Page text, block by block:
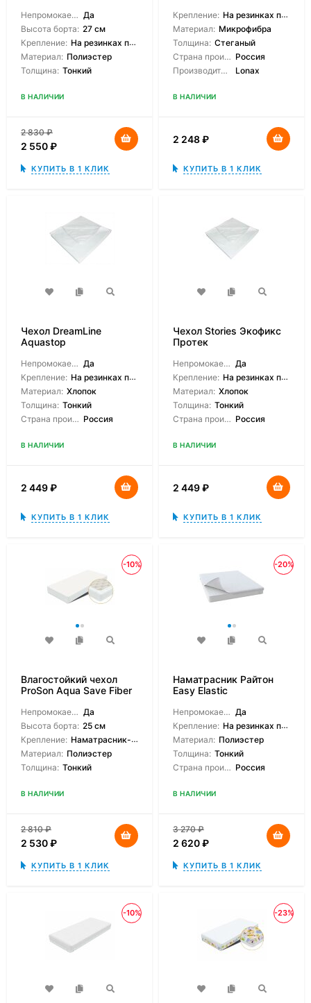
Непромокаемый: Да
Высота борта: 27 см
Крепление: На резинках по углам
Материал: Полиэстер
Толщина: Тонкий
В НАЛИЧИИ
2 830₽
2 550₽
КУПИТЬ В 1 КЛИК
Крепление: На резинках по углам
Материал: Микрофибра
Толщина: Стеганый
Страна производитель: Россия
Производитель:
Lonax
В НАЛИЧИИ
2 248₽
КУПИТЬ В 1 КЛИК
Чехол DreamLine
Aquastop
резинках
Непромокаемый: Да
Крепление: На резинках по углам
Материал: Хлопок
Толщина: Тонкий
Страна производитель: Россия
В НАЛИЧИИ
2 449₽
КУПИТЬ В 1 КЛИК
Чехол Stories Экофикс
Протек
Непромокаемый: Да
Крепление: На резинках по углам
Материал: Хлопок
Толщина: Тонкий
Страна производитель: Россия
В НАЛИЧИИ
2 449₽
КУПИТЬ В 1 КЛИК
-10%
Влагостойкий чехол
ProSon Aqua Save Fiber
Непромокаемый: Да
Высота борта: 25 см
Крепление: Наматрасник-чехол
Материал: Полиэстер
Толщина: Тонкий
В НАЛИЧИИ
2 810₽
2 530₽
КУПИТЬ В 1 КЛИК
-20%
Наматрасник Райтон
Easy Elastic
Непромокаемый: Да
Крепление: На резинках по углам
Материал: Полиэстер
Толщина: Тонкий
Страна производитель: Россия
В НАЛИЧИИ
3 270₽
2 620₽
КУПИТЬ В 1 КЛИК
-10% -23%